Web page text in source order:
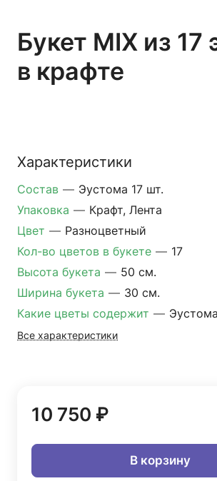
Букет MIX из 17
в крафте
Характеристики
Состав — Эустома 17 шт.
Упаковка — Крафт, Лента
Цвет — Разноцветный
Кол-во цветов в букете — 17
Высота букета — 50 см.
Ширина букета — 30 см.
Какие цветы содержит — Эустома
Все характеристики
10 750 ₽
В корзину